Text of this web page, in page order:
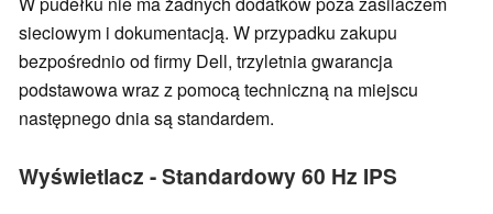
sieciowym i dokumentacją. W przypadku zakupu
bezpośrednio od firmy Dell, trzyletnia gwarancja
podstawowa wraz z pomocą techniczną na miejscu
następnego dnia są standardem.
Wyświetlacz - Standardowy 60 Hz IPS